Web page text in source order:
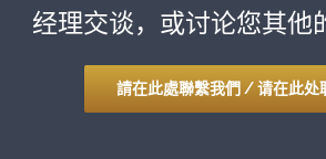
经理交谈，或讨论您其他
請在此處聯繫我們 / 请在此处